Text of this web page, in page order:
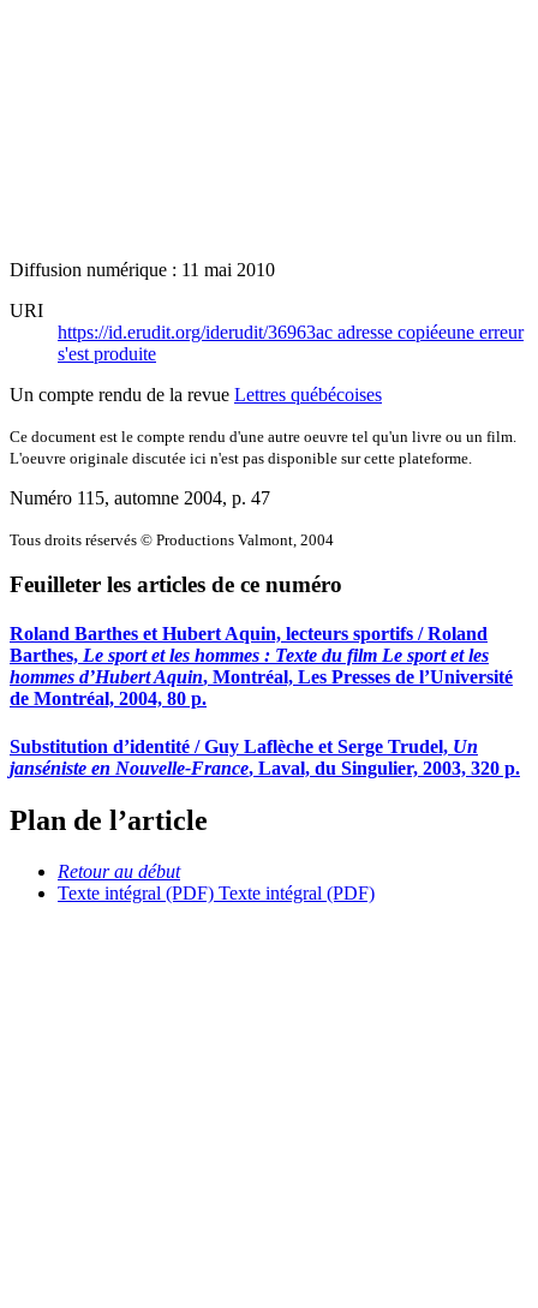
Diffusion numérique : 11 mai 2010
URI
https://id.erudit.org/iderudit/36963ac adresse copiéeune erreur
s'est produite
Un compte rendu de la revue Lettres québécoises
Ce document est le compte rendu d'une autre oeuvre tel qu'un livre ou un film.
L'oeuvre originale discutée ici n'est pas disponible sur cette plateforme.
Numéro 115, automne 2004, p. 47
Tous droits réservés © Productions Valmont, 2004
Feuilleter les articles de ce numéro
Roland Barthes et Hubert Aquin, lecteurs sportifs / Roland
Barthes, Le sport et les hommes : Texte du film Le sport et les
hommes d’Hubert Aquin, Montréal, Les Presses de l’Université
de Montréal, 2004, 80 p.
Substitution d’identité / Guy Laflèche et Serge Trudel, Un
janséniste en Nouvelle-France, Laval, du Singulier, 2003, 320 p.
Plan de l’article
Retour au début
Texte intégral (PDF) Texte intégral (PDF)